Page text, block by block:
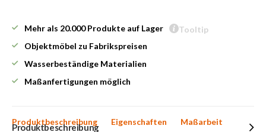
Mehr als 20.000 Produkte auf Lager
Tooltip
Objektmöbel zu Fabrikspreisen
Wasserbeständige Materialien
Maßanfertigungen möglich
Produktbeschreibung Eigenschaften
Maßarbeit
Produktbeschreibung